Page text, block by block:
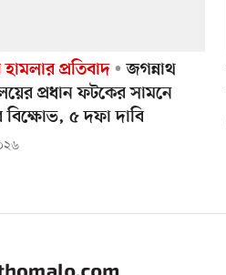
প্রতিবাদ
জগন্নাথ
প্রধান ফটকের সামনে
বিক্ষোভ, ৫ দফা দাবি